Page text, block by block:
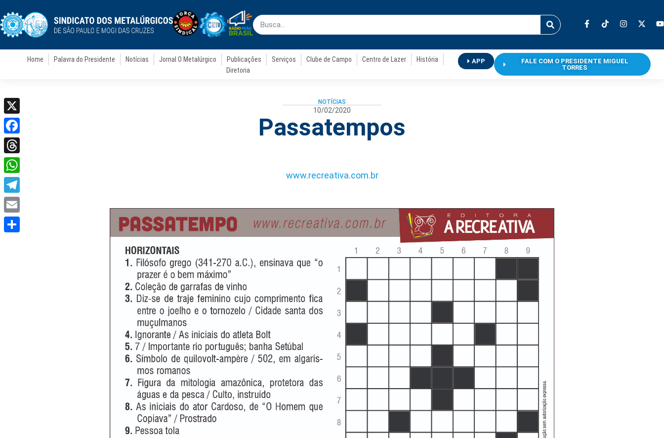
Home Palavra do Presidente Notícias Jornal O Metalúrgico Publicações Serviços Clube de Campo Centro de Lazer
História
Diretoria
APP
FALE COM O PRESIDENTE MIGUEL
TORRES
NOTÍCIAS
10/02/2020
Passatempos
www.recreativa.com.br
X
Facebook
Threads
WhatsApp
Telegram
Email